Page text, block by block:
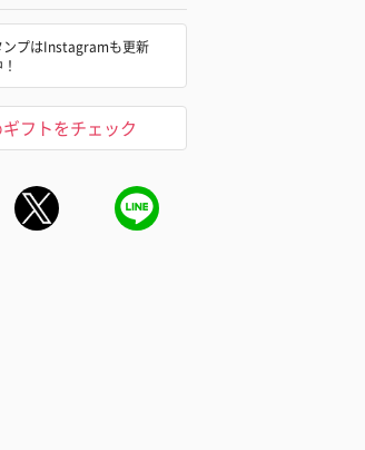
ンプはInstagramも更新
フトをチェック